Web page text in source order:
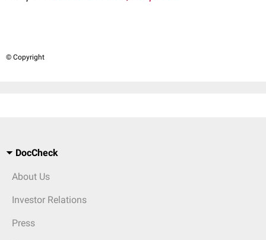
© Copyright
DocCheck
About Us
Investor Relations
Press